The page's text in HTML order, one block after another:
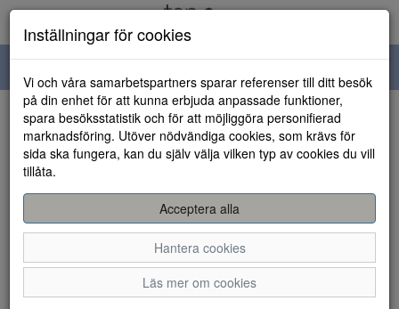
navigation
HEM
Inställningar för cookies
Vi och våra samarbetspartners sparar referenser till ditt besök
på din enhet för att kunna erbjuda anpassade funktioner,
spara besöksstatistik och för att möjliggöra personifierad
marknadsföring. Utöver nödvändiga cookies, som krävs för
sida ska fungera, kan du själv välja vilken typ av cookies du vill
tillåta.
Acceptera alla
Hantera cookies
Läs mer om cookies